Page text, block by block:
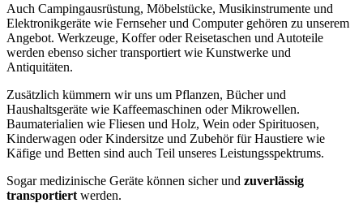
Auch Campingausrüstung, Möbelstücke, Musikinstrumente und
Elektronikgeräte wie Fernseher und Computer gehören zu unserem
Angebot. Werkzeuge, Koffer oder Reisetaschen und Autoteile
werden ebenso sicher transportiert wie Kunstwerke und
Antiquitäten.
Zusätzlich kümmern wir uns um Pflanzen, Bücher und
Haushaltsgeräte wie Kaffeemaschinen oder Mikrowellen.
Baumaterialien wie Fliesen und Holz, Wein oder Spirituosen,
Kinderwagen oder Kindersitze und Zubehör für Haustiere wie
Käfige und Betten sind auch Teil unseres Leistungsspektrums.
Sogar medizinische Geräte können sicher und zuverlässig
transportiert werden.